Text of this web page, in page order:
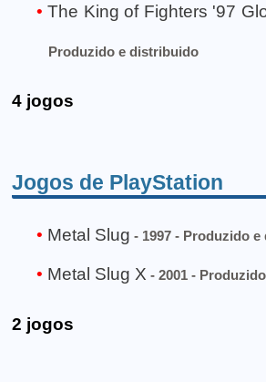
The King of Fighters '97
Produzido e distribuido
4 jogos
Jogos de PlayStation
Metal Slug - 1997 - Produzido
Metal Slug X - 2001 -
2 jogos